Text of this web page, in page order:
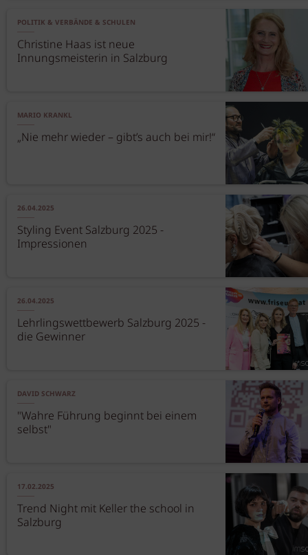
POLITIK & VERBÄNDE & SCHULEN
Christine Haas ist neue
Innungsmeisterin in Salzburg
MARIO KRANKL
„Nie mehr wieder – gibt’s auch bei mir!“
26.04.2025
Styling Event Salzburg 2025 -
Impressionen
26.04.2025
Lehrlingswettbewerb Salzburg 2025 -
die Gewinner
DAVID SCHWARZ
"Wahre Führung beginnt bei einem
selbst"
17.02.2025
Trend Night mit Keller the school in
Salzburg